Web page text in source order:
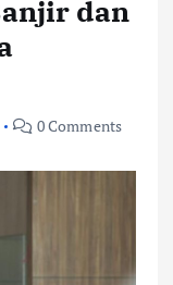
dan
0 Comments